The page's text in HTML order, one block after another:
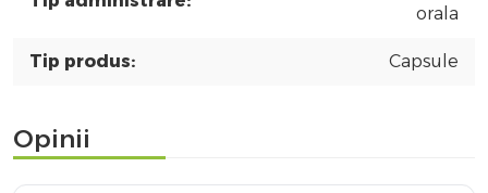
orala
Tip produs: Capsule
Opinii